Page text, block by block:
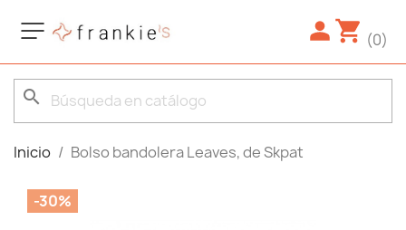
(0)
search
Inicio Bolso bandolera Leaves, de Skpat
-30%